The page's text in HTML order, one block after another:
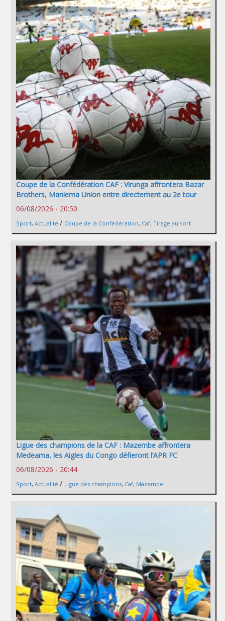
Coupe de la Confédération CAF : Virunga affrontera Bazar
Brothers, Maniema Union entre directement au 2e tour
06/08/2026 - 20:50
Sport, Actualité / Coupe de la Confédération, Caf, Tirage au sort
Ligue des champions de la CAF : Mazembe affrontera
Medeama, les Aigles du Congo défieront l’APR FC
06/08/2026 - 20:44
Sport, Actualité / Ligue des champions, Caf, Mazembe